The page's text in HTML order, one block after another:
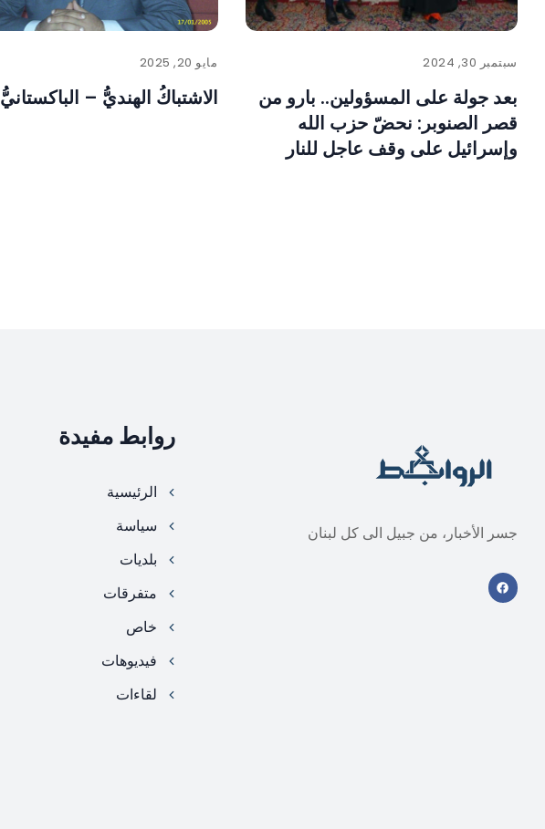
سبتمبر 30, 2024
بعد جولة على المسؤولين.. بارو من
قصر الصنوبر: نحضّ حزب الله
وإسرائيل على وقف عاجل للنار
مايو 20, 2025
الاشتباكُ الهنديُّ – الباكستانيُّ
جسر الأخبار، من جبيل الى كل لبنان
روابط مفيدة
الرئيسية
سياسة
بلديات
متفرقات
خاص
فيديوهات
لقاءات